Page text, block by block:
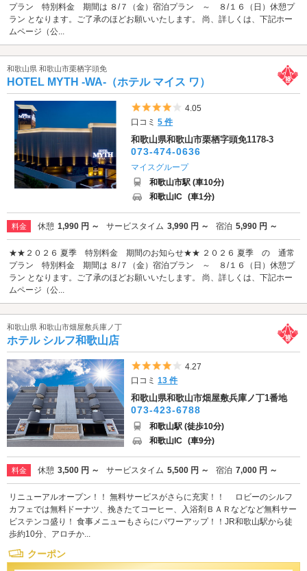
プラン 特別料金 期間は ８/７（金）宿泊プラン ～ ８/１６（日）休憩プ
ラン となります。ご了承のほどお願いいたします。 尚、詳しくは、下記ホー
ムページ（公...
和歌山県 和歌山市栗栖字頭免
HOTEL MYTH -WA-（ホテル マイス ワ）
5つ星のうち4
4.05
口コミ5 件
和歌山県和歌山市栗栖字頭免1178-3
073-474-0636
マイスグループ
和歌山市駅 (車10分)
和歌山IC (車1分)
料金 休憩 1,990 円 ～ サービスタイム 3,990 円 ～ 宿泊 5,990 円 ～
★★２０２６ 夏季 特別料金 期間のお知らせ★★ ２０２６ 夏季 の 通常
プラン 特別料金 期間は ８/７（金）宿泊プラン ～ ８/１６（日）休憩プ
ラン となります。ご了承のほどお願いいたします。 尚、詳しくは、下記ホー
ムページ（公...
和歌山県 和歌山市畑屋敷兵庫ノ丁
ホテル シルフ和歌山店
5つ星のうち4
4.27
口コミ13 件
和歌山県和歌山市畑屋敷兵庫ノ丁1番地
073-423-6788
和歌山駅 (徒歩10分)
和歌山IC (車9分)
料金 休憩 3,500 円 ～ サービスタイム 5,500 円 ～ 宿泊 7,000 円 ～
リニューアルオープン！！ 無料サービスがさらに充実！！ ロビーのシルフ
カフェでは無料ドーナツ、挽きたてコーヒー、入浴剤ＢＡＲなどなど無料サー
ビステンコ盛り！ 食事メニューもさらにパワーアップ！！JR和歌山駅から徒
歩約10分、アロチか...
クーポン